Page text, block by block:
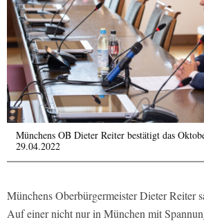
Münchens OB Dieter Reiter bestätigt das
29.04.2022
Münchens Oberbürgermeister Dieter Reiter
Auf einer nicht nur in München mit